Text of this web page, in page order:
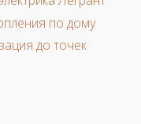
по дому
до точек